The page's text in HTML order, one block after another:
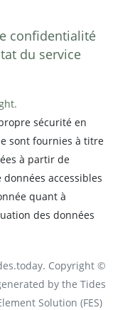
confidentialité
du service
sécurité en
sont fournies à titre
à partir de
accessibles
quant à
des données
Copyright ©
by the Tides
Solution (FES)